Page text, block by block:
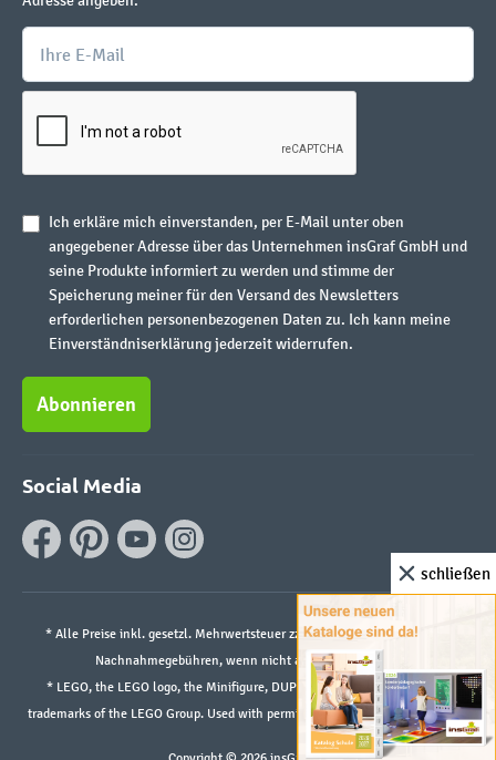
Ich erkläre mich einverstanden, per E-Mail unter oben
angegebener Adresse über das Unternehmen insGraf GmbH und
seine Produkte informiert zu werden und stimme der
Speicherung meiner für den Versand des Newsletters
erforderlichen personenbezogenen Daten zu. Ich kann meine
Einverständniserklärung jederzeit widerrufen.
Abonnieren
Social Media
* Alle Preise inkl. gesetzl. Mehrwertsteuer zzgl.Versandkostenund ggf.
Nachnahmegebühren, wenn nicht anders angegeben.
* LEGO, the LEGO logo, the Minifigure, DUPLO, and the SPIKE logo are
trademarks of the LEGO Group. Used with permission. ©2026 The LEGO Group
schließen